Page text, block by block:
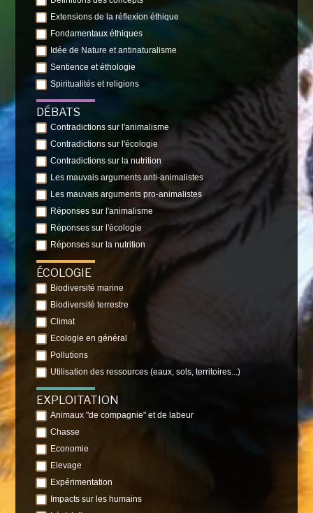
Extensions de la réflexion éthique
Fondamentaux éthiques
Idée de Nature et antinaturalisme
Sentience et éthologie
Spiritualités et religions
DÉBATS
Contradictions sur l'animalisme
Contradictions sur l'écologie
Contradictions sur la nutrition
Les mauvais arguments anti-animalistes
Les mauvais arguments pro-animalistes
Réponses sur l'animalisme
Réponses sur l'écologie
Réponses sur la nutrition
ÉCOLOGIE
Biodiversité marine
Biodiversité terrestre
Climat
Ecologie en général
Pollutions
Utilisation des ressources (eaux, sols, territoires...)
EXPLOITATION
Animaux "de compagnie" et de labeur
Chasse
Economie
Elevage
Expérimentation
Impacts sur les humains